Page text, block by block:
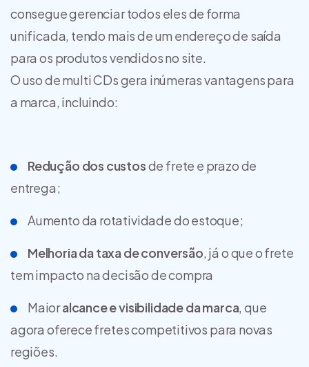
consegue gerenciar todos eles de forma
unificada, tendo mais de um endereço de saída
para os produtos vendidos no site.
O uso de multi CDs gera inúmeras vantagens para
a marca, incluindo:
Redução dos custosde frete e prazo de
entrega;
Aumento da rotatividade do estoque;
Melhoria da taxa de conversão, já o que o frete
tem impacto na decisão de compra
Maioralcance e visibilidade da marca, que
agora oferece fretes competitivos para novas
regiões.